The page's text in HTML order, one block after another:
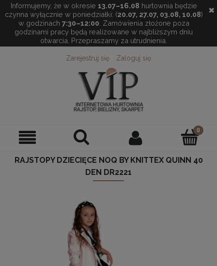
Informujemy, że w okresie 13.07–16.08 hurtownia będzie
czynna wyłącznie w poniedziałki: (20.07, 27.07, 03.08, 10.08)
w godzinach 7:30–12:00 . Zamówienia złożone poza
godzinami pracy będą realizowane w najbliższym dniu
otwarcia. Przepraszamy za utrudnienia.
✖
Zarejestruj się Zaloguj się
RAJSTOPY DZIECIĘCE NOQ BY KNITTEX QUINN 40
DEN DR2221